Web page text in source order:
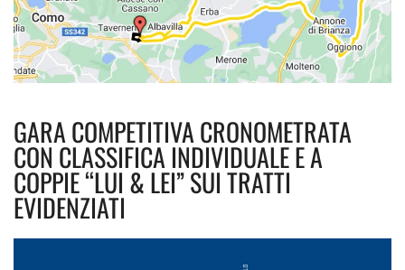
GARA COMPETITIVA CRONOMETRATA
CON CLASSIFICA INDIVIDUALE E A
COPPIE “LUI & LEI” SUI TRATTI
EVIDENZIATI